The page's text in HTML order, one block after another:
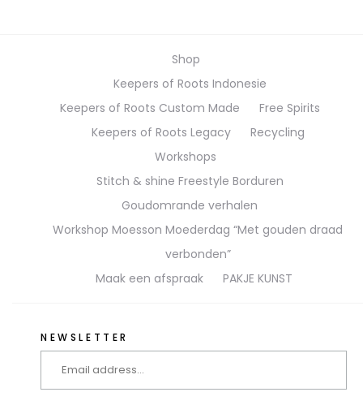
Shop
Keepers of Roots Indonesie
Keepers of Roots Custom Made
Free Spirits
Keepers of Roots Legacy
Recycling
Workshops
Stitch & shine Freestyle Borduren
Goudomrande verhalen
Workshop Moesson Moederdag “Met gouden draad
verbonden”
Maak een afspraak
PAKJE KUNST
NEWSLETTER